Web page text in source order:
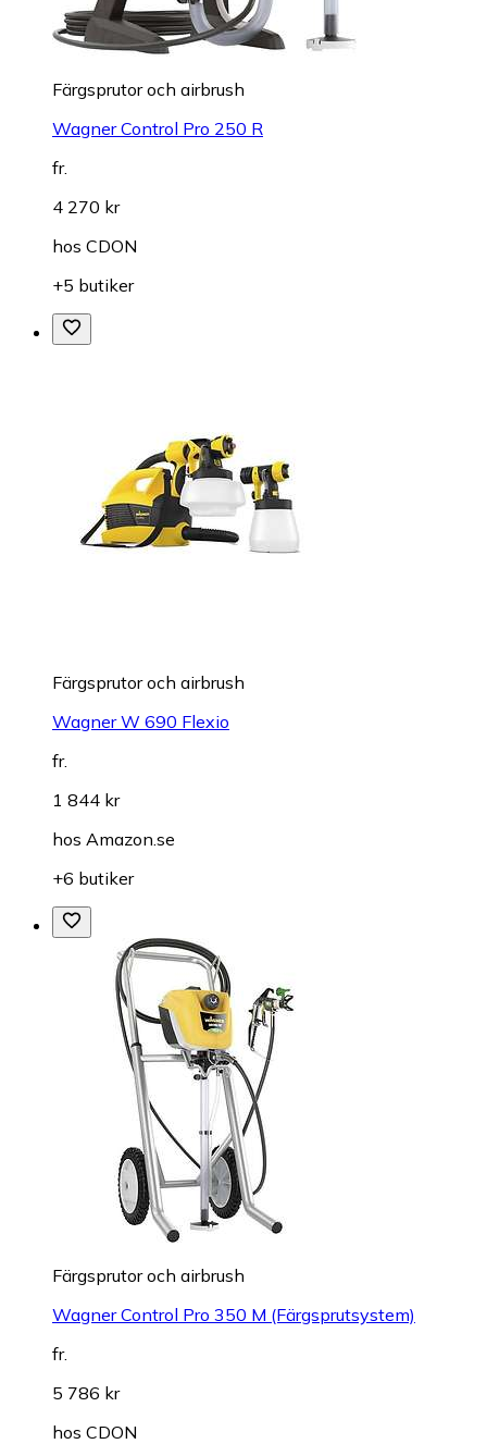
Färgsprutor och airbrush
Wagner Control Pro 250 R
fr.
4 270 kr
hos CDON
+5 butiker
Färgsprutor och airbrush
Wagner W 690 Flexio
fr.
1 844 kr
hos Amazon.se
+6 butiker
Färgsprutor och airbrush
Wagner Control Pro 350 M (Färgsprutsystem)
fr.
5 786 kr
hos CDON